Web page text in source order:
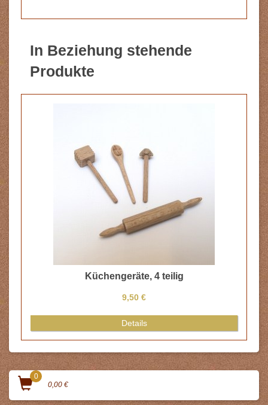
In Beziehung stehende
Produkte
Küchengeräte, 4 teilig
9,50 €
Details
0
0,00 €